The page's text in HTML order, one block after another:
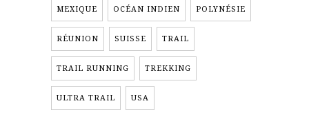
MEXIQUE OCÉAN INDIEN POLYNÉSIE
RÉUNION SUISSE TRAIL
TRAIL RUNNING TREKKING
ULTRA TRAIL USA